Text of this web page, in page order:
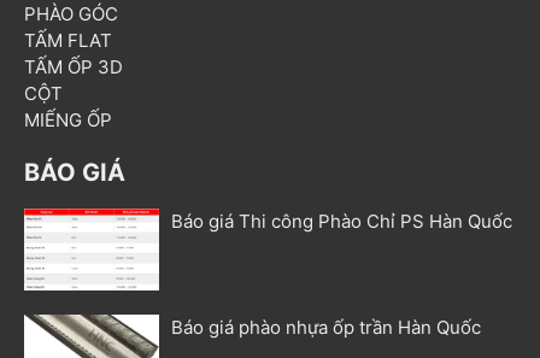
PHÀO GÓC
TẤM FLAT
TẤM ỐP 3D
CỘT
MIẾNG ỐP
BÁO GIÁ
Báo giá Thi công Phào Chỉ PS Hàn Quốc
Báo giá phào nhựa ốp trần Hàn Quốc